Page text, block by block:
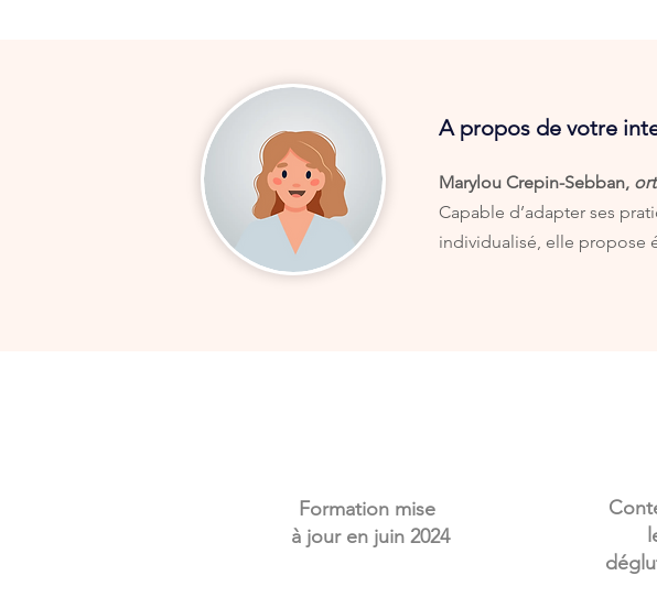
A propos de votre
Marylou Crepin-Sebban,
Capable d’adapter ses
individualisé, elle propose
Formation mise
à jour en juin 2024